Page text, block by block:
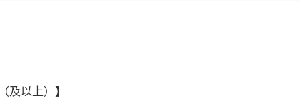
及以上）】